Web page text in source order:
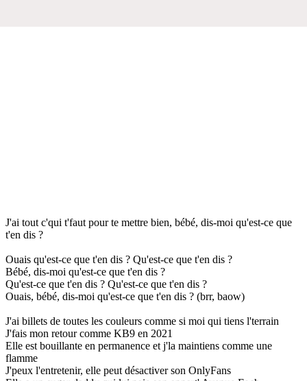
J'ai tout c'qui t'faut pour te mettre bien, bébé, dis-moi qu'est-ce que
t'en dis ?
Ouais qu'est-ce que t'en dis ? Qu'est-ce que t'en dis ?
Bébé, dis-moi qu'est-ce que t'en dis ?
Qu'est-ce que t'en dis ? Qu'est-ce que t'en dis ?
Ouais, bébé, dis-moi qu'est-ce que t'en dis ? (brr, baow)
J'ai billets de toutes les couleurs comme si moi qui tiens l'terrain
J'fais mon retour comme KB9 en 2021
Elle est bouillante en permanence et j'la maintiens comme une
flamme
J'peux l'entretenir, elle peut désactiver son OnlyFans